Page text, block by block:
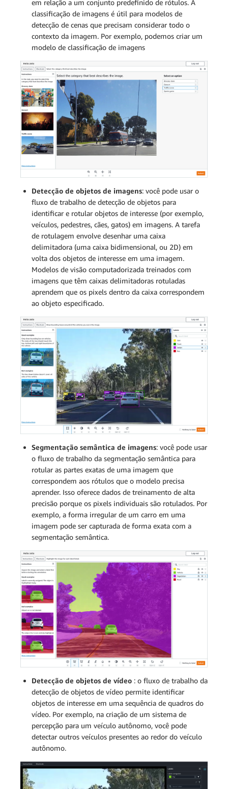
em relação a um conjunto predefinido de rótulos. A
classificação de imagens é útil para modelos de
detecção de cenas que precisam considerar todo o
contexto da imagem. Por exemplo, podemos criar um
modelo de classificação de imagens
Detecção de objetos de imagens: você pode usar o
fluxo de trabalho de detecção de objetos para
identificar e rotular objetos de interesse (por exemplo,
veículos, pedestres, cães, gatos) em imagens. A tarefa
de rotulagem envolve desenhar uma caixa
delimitadora (uma caixa bidimensional, ou 2D) em
volta dos objetos de interesse em uma imagem.
Modelos de visão computadorizada treinados com
imagens que têm caixas delimitadoras rotuladas
aprendem que os pixels dentro da caixa correspondem
ao objeto especificado.
Segmentação semântica de imagens: você pode usar
o fluxo de trabalho da segmentação semântica para
rotular as partes exatas de uma imagem que
correspondem aos rótulos que o modelo precisa
aprender. Isso oferece dados de treinamento de alta
precisão porque os pixels individuais são rotulados. Por
exemplo, a forma irregular de um carro em uma
imagem pode ser capturada de forma exata com a
segmentação semântica.
Detecção de objetos de vídeo : o fluxo de trabalho da
detecção de objetos de vídeo permite identificar
objetos de interesse em uma sequência de quadros do
vídeo. Por exemplo, na criação de um sistema de
percepção para um veículo autônomo, você pode
detectar outros veículos presentes ao redor do veículo
autônomo.